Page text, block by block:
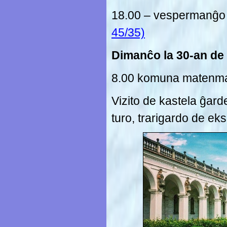
18.00 –
45/35)
Dimanĉo la 30-an
8.00 komuna
Vizito de kastela
turo, trarigardo de